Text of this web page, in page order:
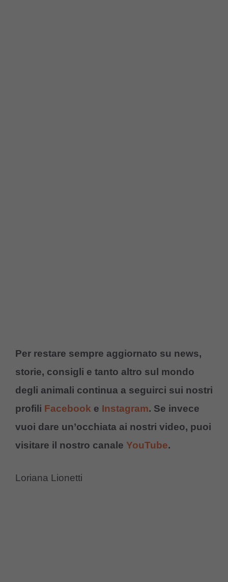
Per restare sempre aggiornato su news,
storie, consigli e tanto altro sul mondo
degli animali continua a seguirci sui nostri
profili Facebook e Instagram. Se invece
vuoi dare un’occhiata ai nostri video, puoi
visitare il nostro canale YouTube.
Loriana Lionetti